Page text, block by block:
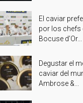
El caviar
por los chefs
Bocuse d’Or...
Degustar el
caviar del
Ambrose &...